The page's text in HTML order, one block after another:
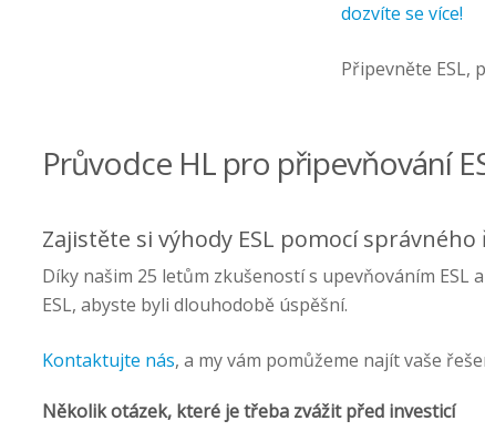
dozvíte se více!
Připevněte ESL,
Průvodce HL pro připevňování
Zajistěte si výhody ESL pomocí
Díky našim 25 letům zkušeností s upevňováním ESL
ESL, abyste byli dlouhodobě úspěšní.
Kontaktujte nás, a my vám pomůžeme najít vaše
Několik otázek, které je třeba zvážit před investicí